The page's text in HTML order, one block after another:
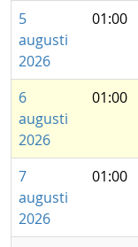
5
augusti
2026
01:00
6
augusti
2026
01:00
7
augusti
2026
01:00